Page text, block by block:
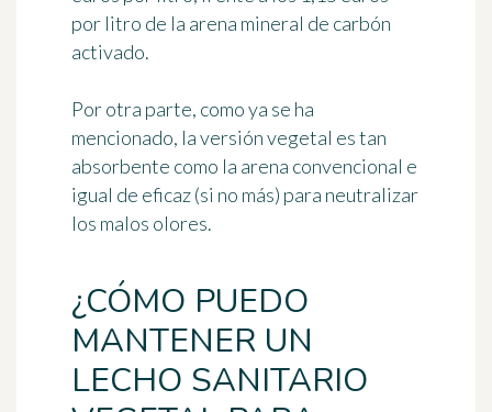
por litro de la arena mineral de carbón
activado.
Por otra parte, como ya se ha
mencionado, la versión vegetal es tan
absorbente como la arena convencional e
igual de eficaz (si no más) para neutralizar
los malos olores.
¿CÓMO PUEDO
MANTENER UN
LECHO SANITARIO